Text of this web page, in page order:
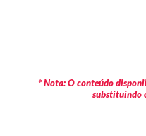
* Nota: O conteúdo
substituindo